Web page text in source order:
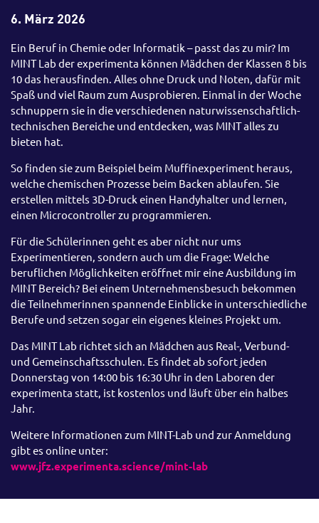
6. März 2026
Ein Beruf in Chemie oder Informatik – passt das zu mir? Im
MINT Lab der experimenta können Mädchen der Klassen 8 bis
10 das herausfinden. Alles ohne Druck und Noten, dafür mit
Spaß und viel Raum zum Ausprobieren. Einmal in der Woche
schnuppern sie in die verschiedenen naturwissenschaftlich-
technischen Bereiche und entdecken, was MINT alles zu
bieten hat.
So finden sie zum Beispiel beim Muffinexperiment heraus,
welche chemischen Prozesse beim Backen ablaufen. Sie
erstellen mittels 3D-Druck einen Handyhalter und lernen,
einen Microcontroller zu programmieren.
Für die Schülerinnen geht es aber nicht nur ums
Experimentieren, sondern auch um die Frage: Welche
beruflichen Möglichkeiten eröffnet mir eine Ausbildung im
MINT Bereich? Bei einem Unternehmensbesuch bekommen
die Teilnehmerinnen spannende Einblicke in unterschiedliche
Berufe und setzen sogar ein eigenes kleines Projekt um.
Das MINT Lab richtet sich an Mädchen aus Real-, Verbund-
und Gemeinschaftsschulen. Es findet ab sofort jeden
Donnerstag von 14:00 bis 16:30 Uhr in den Laboren der
experimenta statt, ist kostenlos und läuft über ein halbes
Jahr.
Weitere Informationen zum MINT-Lab und zur Anmeldung
gibt es online unter:
www.jfz.experimenta.science/mint-lab